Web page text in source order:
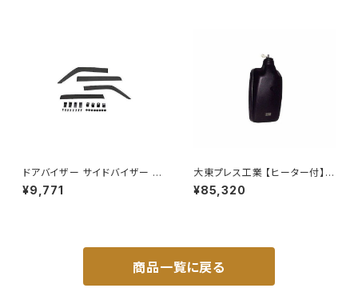
ドアバイザー サイドバイザー タ
ンク 900系 ルーミー 900系 M
900A M910A サイドドア 金具
¥9,771
大東プレス工業 【ヒーター付】ハ
イウェイリモコンミラー DI-712
1CXE
¥85,320
商品一覧に戻る